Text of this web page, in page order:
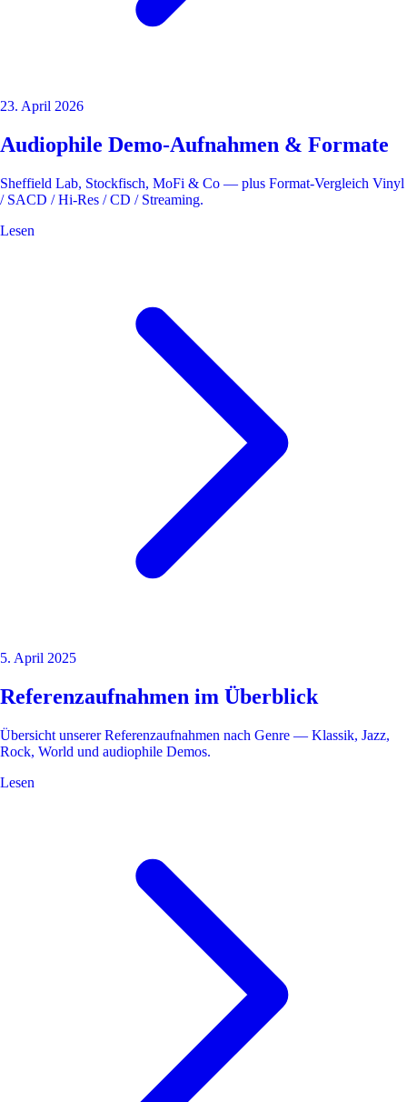
23. April 2026
Audiophile Demo-Aufnahmen & Formate
Sheffield Lab, Stockfisch, MoFi & Co — plus Format-Vergleich Vinyl
/ SACD / Hi-Res / CD / Streaming.
Lesen
5. April 2025
Referenzaufnahmen im Überblick
Übersicht unserer Referenzaufnahmen nach Genre — Klassik, Jazz,
Rock, World und audiophile Demos.
Lesen